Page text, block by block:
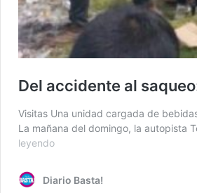
Del accidente al
Visitas Una unidad cargada de
La mañana del domingo, la autopista
leyendoDel
saqueo:
Diario Basta!